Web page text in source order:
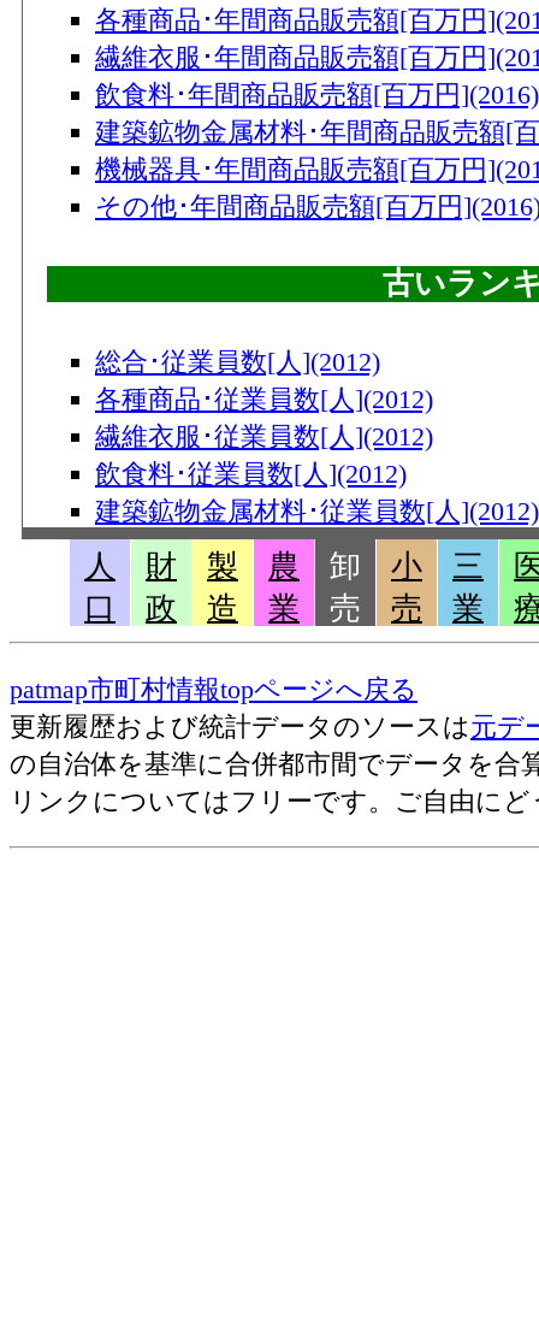
各種商品･年間商品販売額[百万円
繊維衣服･年間商品販売額[百万円
飲食料･年間商品販売額[百万円](2016)
建築鉱物金属材料･年間商品販売額[
機械器具･年間商品販売額[百万円
その他･年間商品販売額[百万円
古いラン
総合･従業員数[人](2012)
各種商品･従業員数[人](2012)
繊維衣服･従業員数[人](2012)
飲食料･従業員数[人](2012)
建築鉱物金属材料･従業員数[人](2012)
機械器具･従業員数[人](2012)
その他･従業員数[人](2012)
総合･事業所数(2012)
繊維衣服･事業所数(2012)
飲食料･事業所数(2012)
建築鉱物金属材料･事業所数(2012)
機械器具･事業所数(2012)
その他･事業所数(2012)
人
口
財
政
製
造
農
業
卸
売
小
売
三
業
patmap市町村情報topページへ戻る
更新履歴および統計データのソースは元デ
の自治体を基準に合併都市間でデータを合
リンクについてはフリーです。ご自由にど